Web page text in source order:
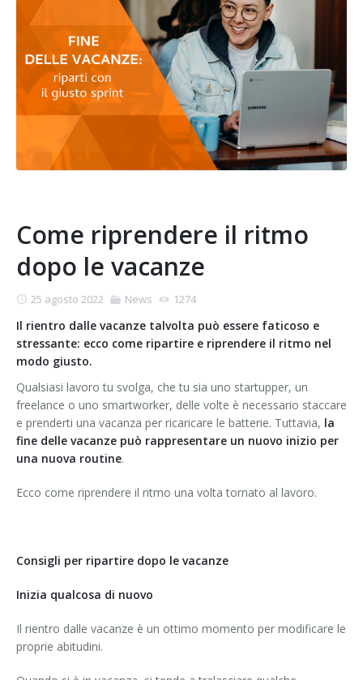
Come riprendere il ritmo
dopo le vacanze
25 agosto 2022 News 1274
Il rientro dalle vacanze talvolta può essere faticoso e
stressante: ecco come ripartire e riprendere il ritmo nel
modo giusto.
Qualsiasi lavoro tu svolga, che tu sia uno startupper, un
freelance o uno smartworker, delle volte è necessario staccare
e prenderti una vacanza per ricaricare le batterie. Tuttavia, la
fine delle vacanze può rappresentare un nuovo inizio per
una nuova routine.
Ecco come riprendere il ritmo una volta tornato al lavoro.
Consigli per ripartire dopo le vacanze
Inizia qualcosa di nuovo
Il rientro dalle vacanze è un ottimo momento per modificare le
proprie abitudini.